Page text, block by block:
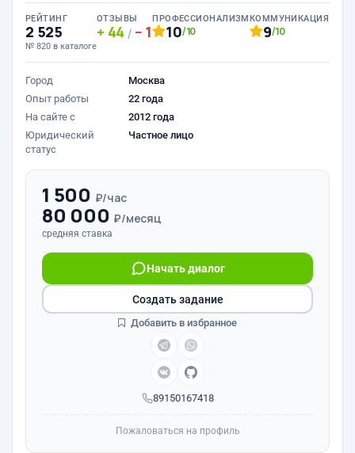
РЕЙТИНГ
2 525
№ 820 в каталоге
ОТЗЫВЫ
44 / 1
ПРОФЕССИОНАЛИЗМ
10/10
КОММУНИКАЦИЯ
9/10
Город
Москва
Опыт работы
22 года
На сайте с
2012 года
Юридический
статус
Частное лицо
1 500 ₽/час
80 000 ₽/месяц
средняя ставка
89150167418
Начать диалог
Создать задание
Добавить в избранное
Пожаловаться на профиль